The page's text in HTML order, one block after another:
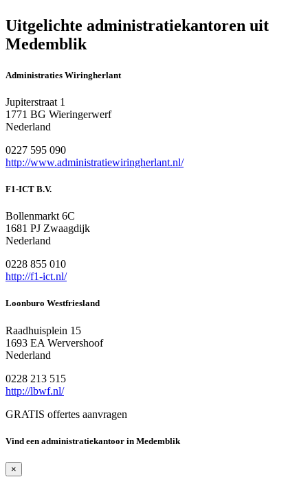
Uitgelichte administratiekantoren uit
Medemblik
Administraties Wiringherlant
Jupiterstraat 1
1771 BG Wieringerwerf
Nederland
0227 595 090
http://www.administratiewiringherlant.nl/
F1-ICT B.V.
Bollenmarkt 6C
1681 PJ Zwaagdijk
Nederland
0228 855 010
http://f1-ict.nl/
Loonburo Westfriesland
Raadhuisplein 15
1693 EA Wervershoof
Nederland
0228 213 515
http://lbwf.nl/
GRATIS offertes aanvragen
Vind een administratiekantoor in Medemblik
×